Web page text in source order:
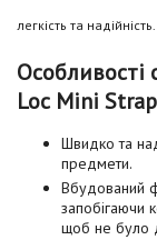
легкість та надійність.
Loc Mini
Швидко та
предмети.
Вбудований
запобігаючи
щоб не було